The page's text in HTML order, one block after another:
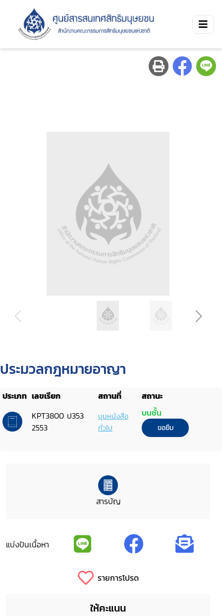
ประมวลกฎหมายอาญา
ประเภท เลขเรียก สถานที่
สถานะ
KPT3800 ป353
2553
มุมหนังสือ
ทั่วไป
บนชั้น
ขอยืม
สารบัญ
แบ่งปันเนื้อหา
รายการโปรด
ให้คะแนน